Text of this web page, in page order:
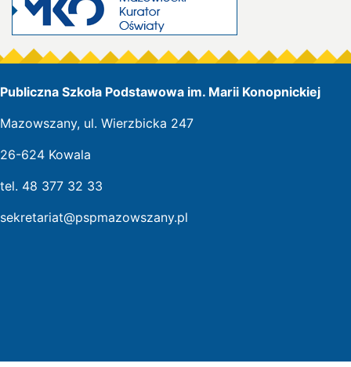
Publiczna Szkoła Podstawowa im. Marii Konopnickiej
Mazowszany, ul. Wierzbicka 247
26-624 Kowala
tel. 48 377 32 33
sekretariat@pspmazowszany.pl